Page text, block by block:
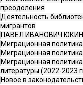
преодоления
Деятельность
мигрантов
ПАВЕЛ ИВАНОВИЧ ЮКИН
Миграционная
Миграционная
Миграционная
литературы (2022-2023
Новое в